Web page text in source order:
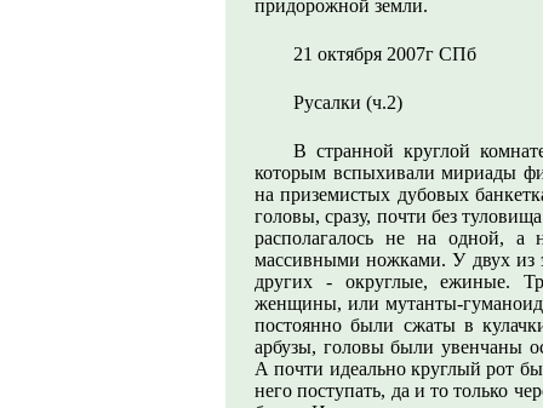
придорожной земли.
21 октября 2007г СПб
Русалки (ч.2)
В странной круглой
которым вспыхивали мириады
на приземистых дубовых
головы, сразу, почти без
располагалось не на одной, а
массивными ножками. У двух из
других - округлые, ежиные.
женщины, или мутанты-
постоянно были сжаты в
арбузы, головы были увенчаны
А почти идеально круглый рот
него поступать, да и то только